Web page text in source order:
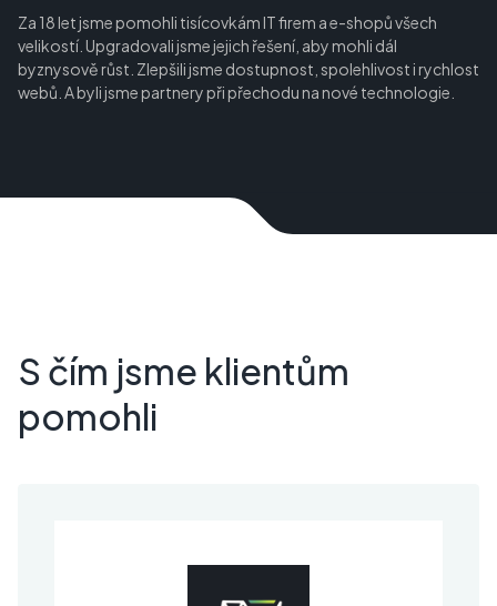
Za 18 let jsme pomohli tisícovkám IT firem a e-shopů všech
velikostí. Upgradovali jsme jejich řešení, aby mohli dál
byznysově růst. Zlepšili jsme dostupnost, spolehlivost i rychlost
webů. A byli jsme partnery při přechodu na nové technologie.
S čím jsme klientům
pomohli